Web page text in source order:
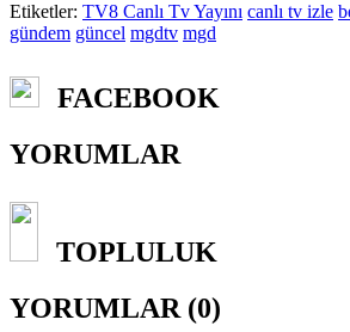
Etiketler: TV8 Canlı Tv Yayını canlı tv izle
gündem güncel mgdtv mgd
FACEBOOK
YORUMLAR
TOPLULUK
YORUMLAR (0)